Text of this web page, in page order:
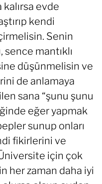
evde
kendi
Senin
mantıklı
düşünmelisin ve
de anlamaya
sana “şunu şunu
eğer yapmak
sunup onları
fikirlerini ve
için çok
her zaman daha iyi